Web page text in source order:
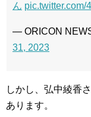
ん pic.twitter.com/
— ORICON
31, 2023
しかし、弘中綾香
あります。